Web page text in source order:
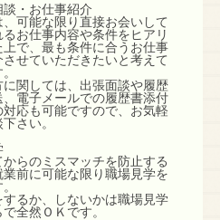
談・お仕事紹介
、可能な限り直接お会いして
るお仕事内容や条件をヒアリ
上で、最も条件に合うお仕事
させていただきたいと考えて
に関しては、出張面談や履歴
、電子メールでの履歴書添付
対応も可能ですので、お気軽
さい。
からのミスマッチを防止する
業前に可能な限り職場見学を
するか、しないかは職場見学
全然ＯＫです。